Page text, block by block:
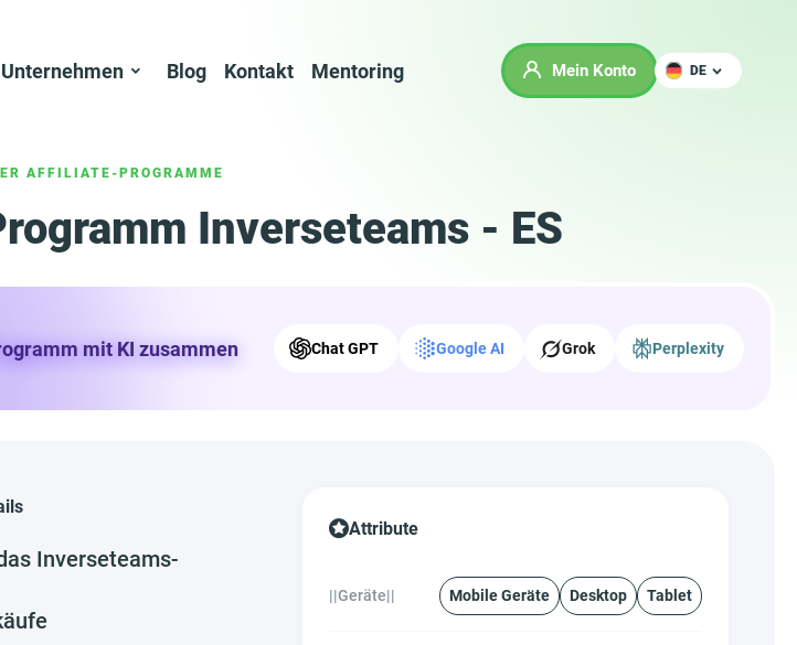
Unternehmen Blog Kontakt Mentoring Mein Konto DE
AFFILIATE-PROGRAMME
Inverseteams - ES
mit KI zusammen Chat GPT Google AI Grok Perplexity
Inverseteams-
Attribute
||Geräte|| Mobile Geräte Desktop Tablet